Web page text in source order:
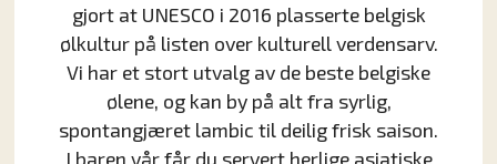
gjort at UNESCO i 2016 plasserte belgisk
ølkultur på listen over kulturell verdensarv.
Vi har et stort utvalg av de beste belgiske
ølene, og kan by på alt fra syrlig,
spontangjæret lambic til deilig frisk saison.
I baren vår får du servert herlige asiatiske